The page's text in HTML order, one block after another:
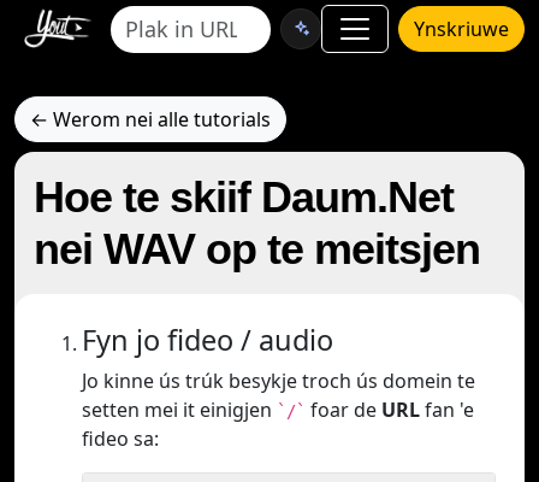
Ynskriuwe
← Werom nei alle tutorials
Hoe te skiif Daum.Net
nei WAV op te meitsjen
Fyn jo fideo / audio
Jo kinne ús trúk besykje troch ús domein te
setten mei it einigjen `/` foar de URLfan 'e
fideo sa: